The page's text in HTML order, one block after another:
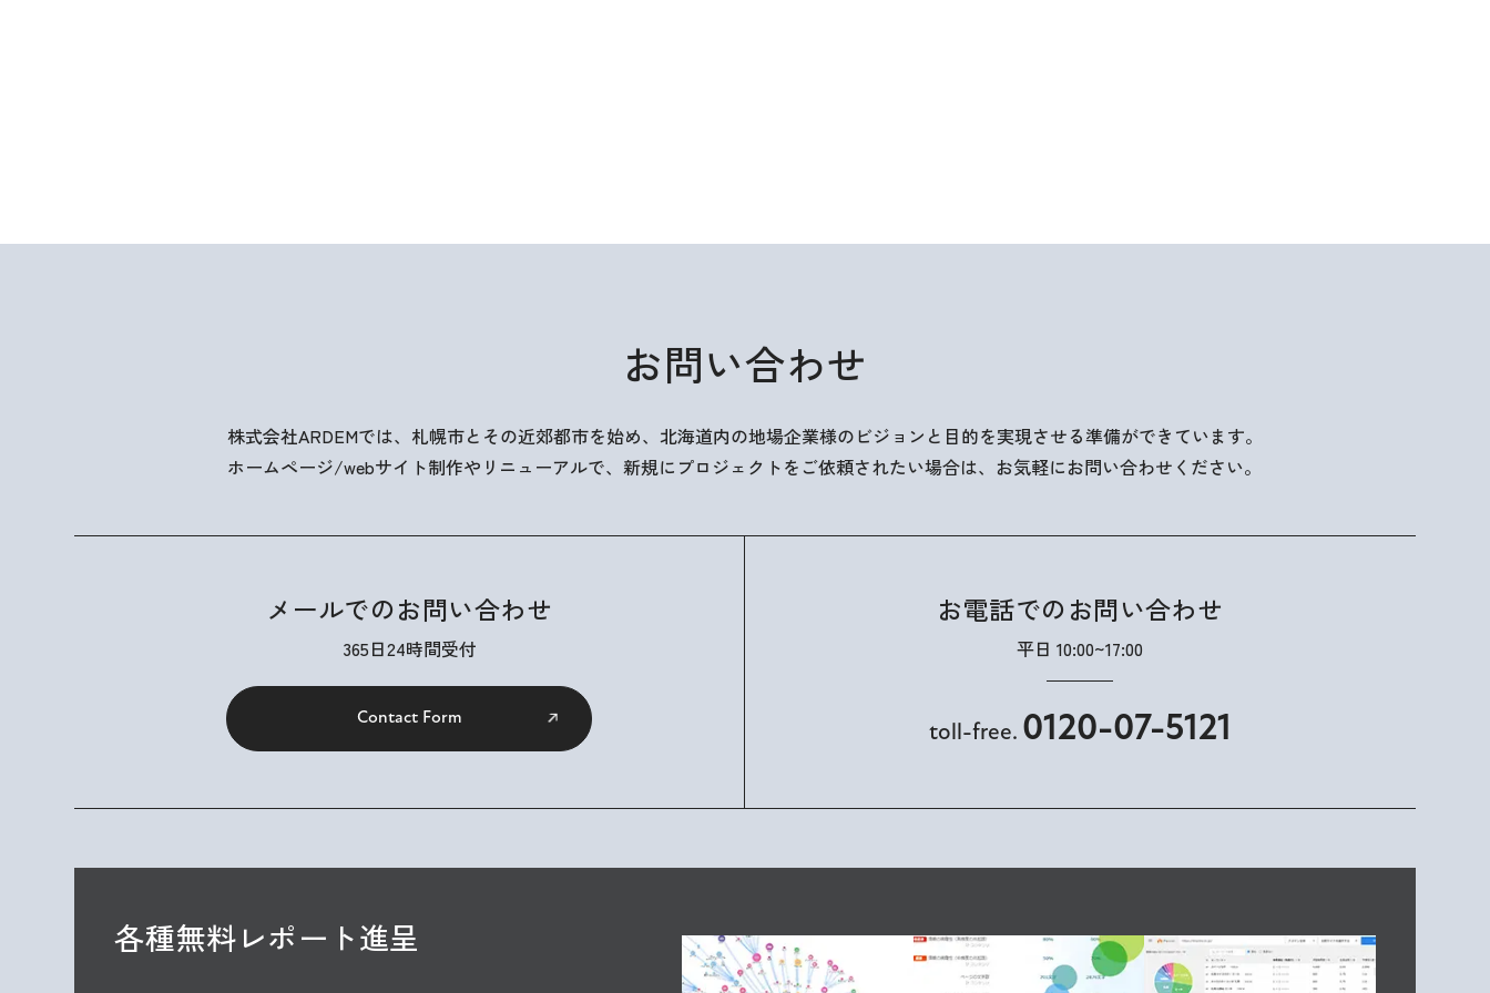
お問い合わせ
株式会社ARDEMでは、札幌市とその近郊都市を始め、北海道内の地場企業様のビジョンと目的を実現させる準備ができています。
ホームページ/webサイト制作やリニューアルで、新規にプロジェクトをご依頼されたい場合は、お気軽にお問い合わせください。
メールでのお問い合わせ
365日24時間受付
Contact Form
お電話でのお問い合わせ
平日 10:00~17:00
toll-free. 0120-07-5121
各種無料レポート進呈